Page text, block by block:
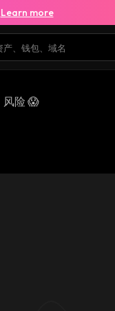
Learn more
风险 😱